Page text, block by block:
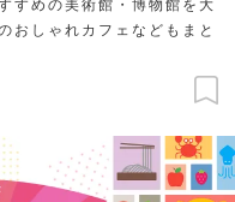
おしゃれカフェなどもまと